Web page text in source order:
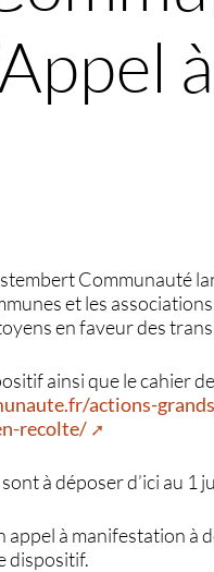
Communauté
et les
en faveur des
ainsi que le cahier
actions-
recolte/
à déposer d’ici au 1
appel à manifestation
dispositif.